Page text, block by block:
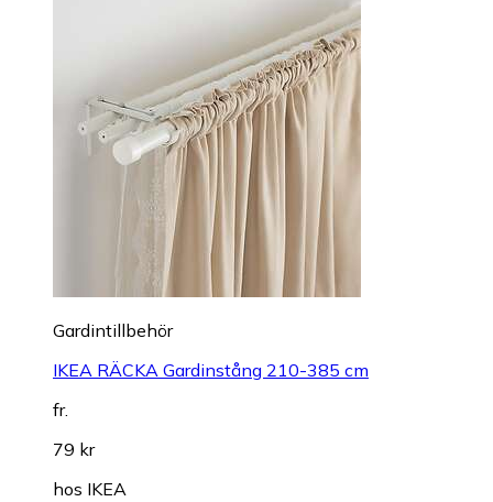
Gardintillbehör
IKEA RÄCKA Gardinstång 210-385 cm
fr.
79 kr
hos IKEA